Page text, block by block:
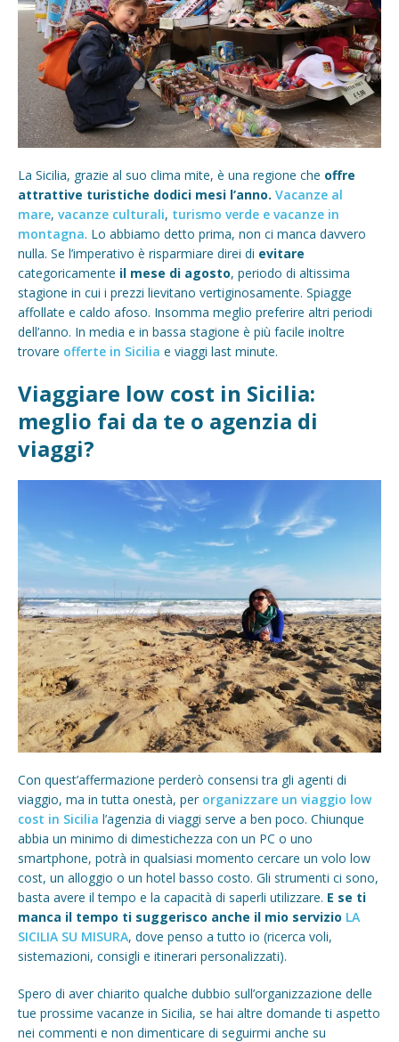
La Sicilia, grazie al suo clima mite, è una regione che offre
attrattive turistiche dodici mesi l’anno. Vacanze al
mare, vacanze culturali, turismo verde e vacanze in
montagna. Lo abbiamo detto prima, non ci manca davvero
nulla. Se l’imperativo è risparmiare direi di evitare
categoricamente il mese di agosto, periodo di altissima
stagione in cui i prezzi lievitano vertiginosamente. Spiagge
affollate e caldo afoso. Insomma meglio preferire altri periodi
dell’anno. In media e in bassa stagione è più facile inoltre
trovare offerte in Sicilia e viaggi last minute.
Viaggiare low cost in Sicilia:
meglio fai da te o agenzia di
viaggi?
Con quest’affermazione perderò consensi tra gli agenti di
viaggio, ma in tutta onestà, per organizzare un viaggio low
cost in Sicilia l’agenzia di viaggi serve a ben poco. Chiunque
abbia un minimo di dimestichezza con un PC o uno
smartphone, potrà in qualsiasi momento cercare un volo low
cost, un alloggio o un hotel basso costo. Gli strumenti ci sono,
basta avere il tempo e la capacità di saperli utilizzare. E se ti
manca il tempo ti suggerisco anche il mio servizio LA
SICILIA SU MISURA, dove penso a tutto io (ricerca voli,
sistemazioni, consigli e itinerari personalizzati).
Spero di aver chiarito qualche dubbio sull’organizzazione delle
tue prossime vacanze in Sicilia, se hai altre domande ti aspetto
nei commenti e non dimenticare di seguirmi anche su